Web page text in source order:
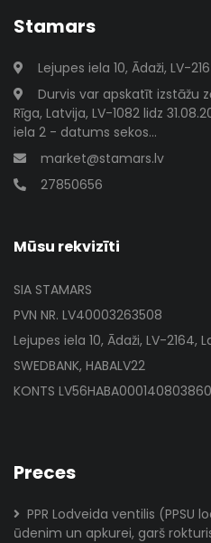
Stamars
Lejupes iela 10, Ādaži, LV-
Durvis var apskatīt izstāžu
Rīga, Latvija, LV-1082 lidz
iela 2 - datums sekos...
market@stamars.lv
27850656
Mūsu rekvizīti
SIA STAMARS
PVN NR. LV40003263508
Lejupes iela 10, Ādaži, LV-2164,
SWEDBANK, HABALV22
KONTS
Preces
PPR Lodveida ventilis (PPSU
ūdenim un apkurei, garš